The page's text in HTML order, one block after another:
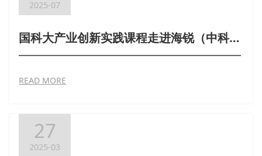
2025-07
国科大产业创新实践课程走进海锐（中科雅丽），助力人才与产业共振
READ MORE
27
2025-03